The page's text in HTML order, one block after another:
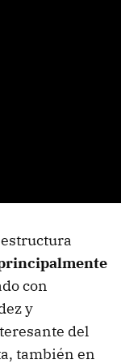
con
y
del
también en